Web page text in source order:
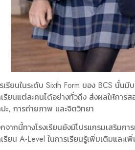
เรียนในระดับ Sixth Form ของ BCS นั้
รียนแต่ละคนได้อย่างทั่วถึง ส่งผลให้การ
ะ, การถ่ายภาพ และจิตวิทยา
จากนี้ทางโรงเรียนยังมีโปรแกรมเสริมก
รียน A-Level ในการเรียนรู้เพิ่มเติมแล